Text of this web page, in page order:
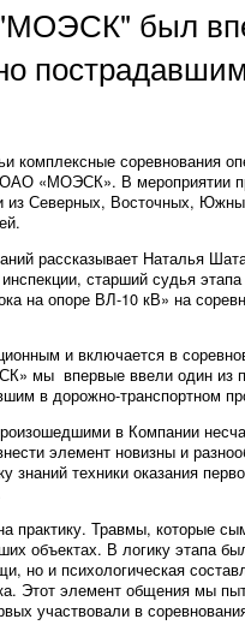
был
комплексные соревнования
«МОЭСК». В мероприятии
из Северных, Восточных,
рассказывает Наталья
старший судья
на опоре ВЛ-10 кВ» на
и включается в
мы впервые ввели один из
в дорожно-транспортном
в Компании
элемент новизны и
знаний техники оказания
практику. Травмы, которые
объектах. В логику этапа
но и психологическая
Этот элемент общения мы
участвовали в